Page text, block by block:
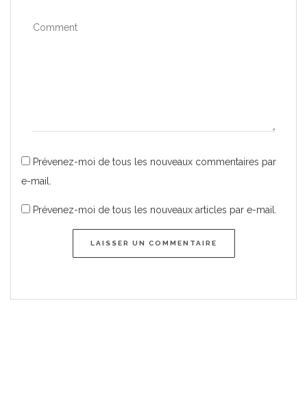
Prévenez-moi de tous les nouveaux commentaires par
e-mail.
Prévenez-moi de tous les nouveaux articles par e-mail.
LAISSER UN COMMENTAIRE